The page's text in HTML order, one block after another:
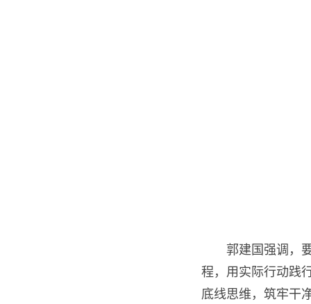
郭建国强调，
程，用实际行动践
底线思维，筑牢干